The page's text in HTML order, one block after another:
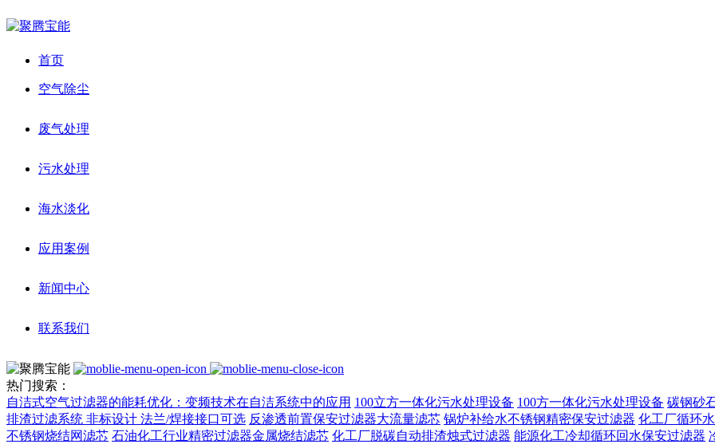
首页
空气除尘
废气处理
污水处理
海水淡化
应用案例
新闻中心
联系我们
热门搜索：
自洁式空气过滤器的能耗优化：变频技术在自洁系统中的应用 100立方一体化污水处理设备 100方一体化污水处理设备 碳钢砂
排渣过滤系统 非标设计 法兰/焊接接口可选‌ 反渗透前置保安过滤器大流量滤芯 锅炉补给水不锈钢精密保安过滤器 化工厂循环
不锈钢烧结网滤芯 石油化工行业精密过滤器金属烧结滤芯 化工厂脱碳自动排渣烛式过滤器 能源化工冷却循环回水保安过滤器